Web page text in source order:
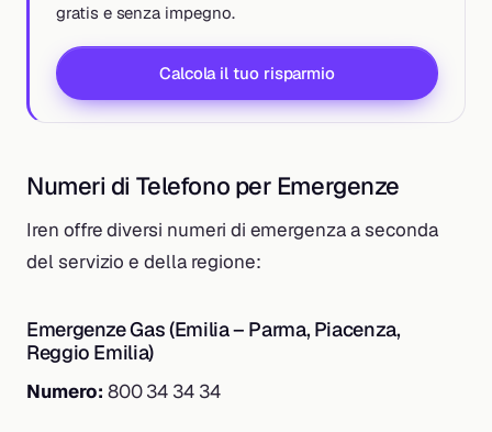
gratis e senza impegno.
Calcola il tuo risparmio
Numeri di Telefono per Emergenze
Iren offre diversi numeri di emergenza a seconda
del servizio e della regione:
Emergenze Gas (Emilia – Parma, Piacenza,
Reggio Emilia)
Numero: 800 34 34 34